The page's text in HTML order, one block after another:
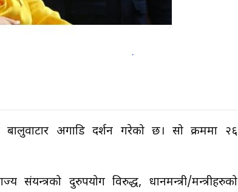
अगाडि प्रदर्शन गरेको छ। सो क्रममा २६
संयन्त्रको दुरुपयोग विरुद्ध, प्रधानमन्त्री/मन्त्रीहरुको